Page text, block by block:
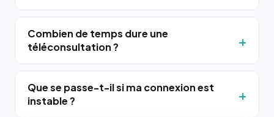
Combien de temps dure une
téléconsultation ?
Que se passe-t-il si ma connexion est
instable ?